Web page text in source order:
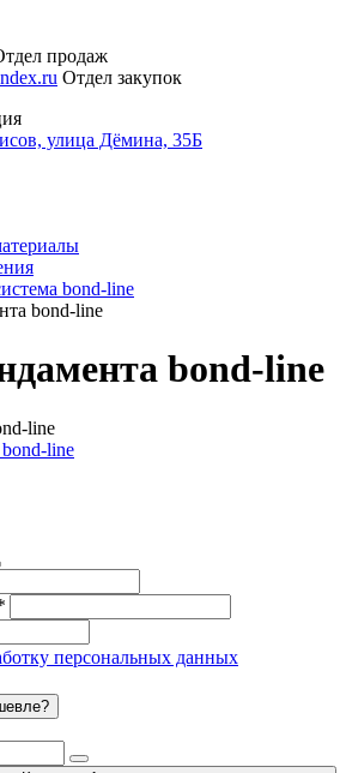
продаж
Отдел закупок
улица Дёмина, 35Б
bond-line
bond-line
bond-line
line
персональных данных